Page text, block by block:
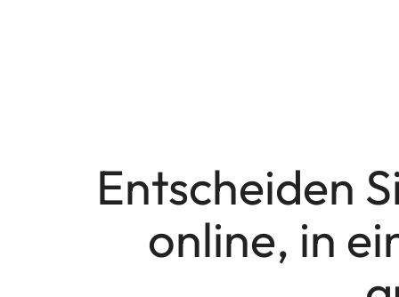
Entscheiden
online, in